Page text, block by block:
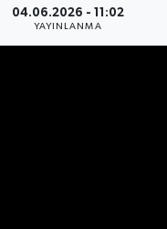
04.06.2026 - 11:02
YAYINLANMA